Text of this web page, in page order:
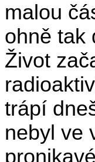
malou
ohně tak
Život
trápí
nebyl ve